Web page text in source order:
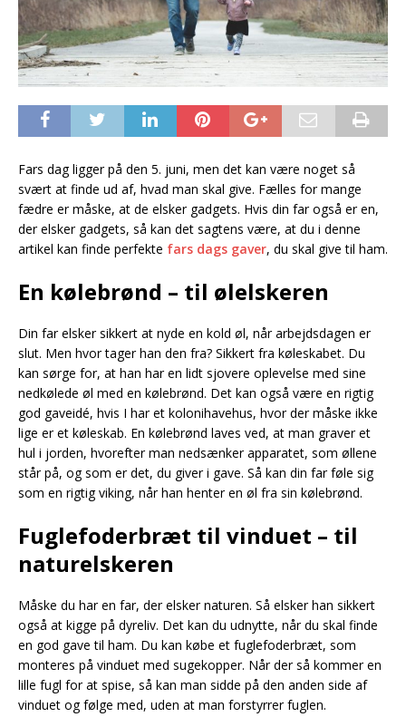
Fars dag ligger på den 5. juni, men det kan være noget så
svært at finde ud af, hvad man skal give. Fælles for mange
fædre er måske, at de elsker gadgets. Hvis din far også er en,
der elsker gadgets, så kan det sagtens være, at du i denne
artikel kan finde perfekte fars dags gaver, du skal give til ham.
En kølebrønd – til ølelskeren
Din far elsker sikkert at nyde en kold øl, når arbejdsdagen er
slut. Men hvor tager han den fra? Sikkert fra køleskabet. Du
kan sørge for, at han har en lidt sjovere oplevelse med sine
nedkølede øl med en kølebrønd. Det kan også være en rigtig
god gaveidé, hvis I har et kolonihavehus, hvor der måske ikke
lige er et køleskab. En kølebrønd laves ved, at man graver et
hul i jorden, hvorefter man nedsænker apparatet, som øllene
står på, og som er det, du giver i gave. Så kan din far føle sig
som en rigtig viking, når han henter en øl fra sin kølebrønd.
Fuglefoderbræt til vinduet – til
naturelskeren
Måske du har en far, der elsker naturen. Så elsker han sikkert
også at kigge på dyreliv. Det kan du udnytte, når du skal finde
en god gave til ham. Du kan købe et fuglefoderbræt, som
monteres på vinduet med sugekopper. Når der så kommer en
lille fugl for at spise, så kan man sidde på den anden side af
vinduet og følge med, uden at man forstyrrer fuglen.